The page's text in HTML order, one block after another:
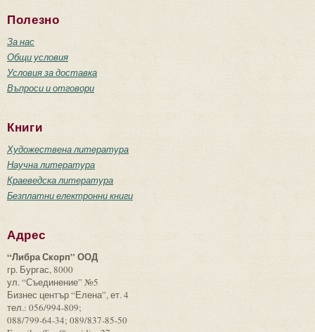
Полезно
За нас
Общи условия
Условия за доставка
Въпроси и отговори
Книги
Художествена литература
Научна литература
Краеведска литература
Безплатни електронни книги
Адрес
“Либра Скорп” ООД
гр. Бургас, 8000
ул. “Съединение” №5
Бизнес център “Елена”, ет. 4
тел.: 056/994-809;
088/799-64-34; 089/837-85-50